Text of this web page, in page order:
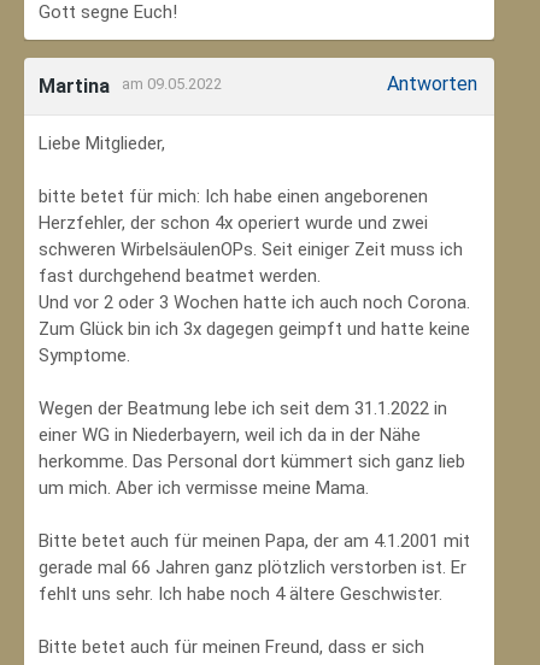
Gott segne Euch!
Martina am 09.05.2022 Antworten
Liebe Mitglieder,
bitte betet für mich: Ich habe einen angeborenen
Herzfehler, der schon 4x operiert wurde und zwei
schweren WirbelsäulenOPs. Seit einiger Zeit muss ich
fast durchgehend beatmet werden.
Und vor 2 oder 3 Wochen hatte ich auch noch Corona.
Zum Glück bin ich 3x dagegen geimpft und hatte keine
Symptome.
Wegen der Beatmung lebe ich seit dem 31.1.2022 in
einer WG in Niederbayern, weil ich da in der Nähe
herkomme. Das Personal dort kümmert sich ganz lieb
um mich. Aber ich vermisse meine Mama.
Bitte betet auch für meinen Papa, der am 4.1.2001 mit
gerade mal 66 Jahren ganz plötzlich verstorben ist. Er
fehlt uns sehr. Ich habe noch 4 ältere Geschwister.
Bitte betet auch für meinen Freund, dass er sich